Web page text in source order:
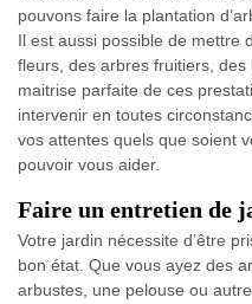
pouvons faire la plantation
Il est aussi possible de mettre
fleurs, des arbres fruitiers,
maitrise parfaite de ces
intervenir en toutes
vos attentes quels que soient
pouvoir vous aider.
Faire un entretien de
Votre jardin nécessite d’être
bon état. Que vous ayez des
arbustes, une pelouse ou